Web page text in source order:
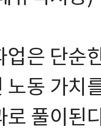
업은 단순
노동 가치
로 풀이된